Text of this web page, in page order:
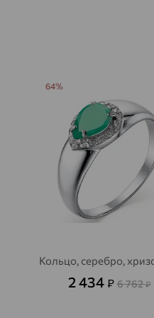
Кольцо, серебро,
2 434 ₽ 6 762₽
64%